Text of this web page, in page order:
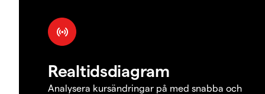
Realtidsdiagram
Analysera kursändringar på med snabba och